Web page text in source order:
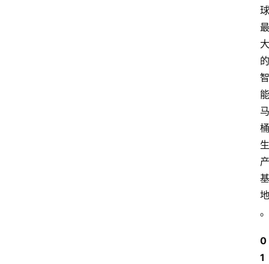
球
最
大
的
智
能
马
桶
生
产
基
地
。
0
1